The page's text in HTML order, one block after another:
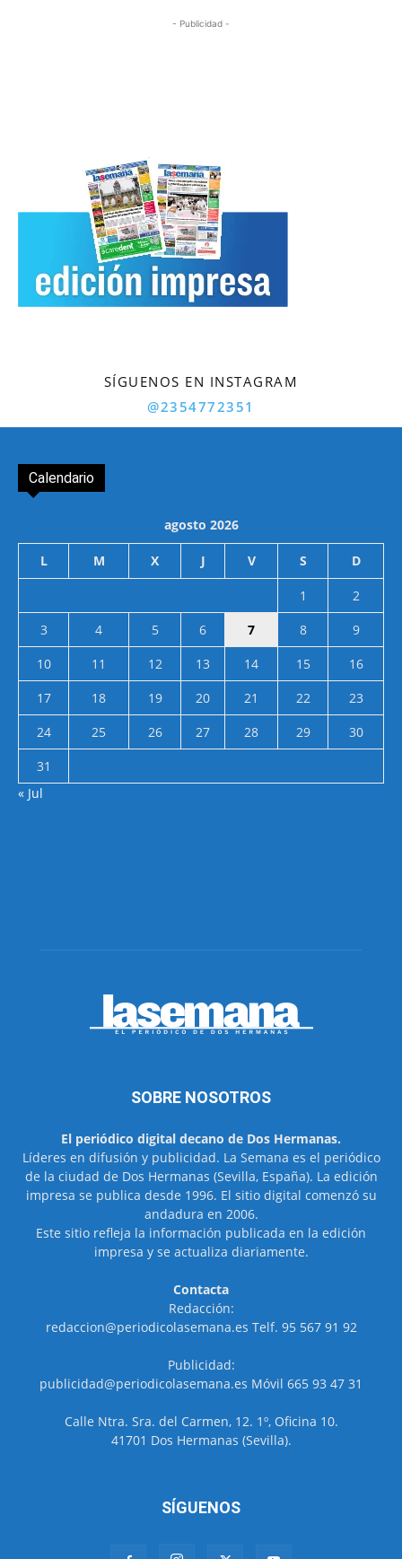
- Publicidad -
SÍGUENOS EN INSTAGRAM
@2354772351
Calendario
agosto 2026
L M X J V S D
1
2
3
4 5 6 7 8
9
10
11 12 13 14 15
16
17
18 19 20 21 22
23
24
25 26 27 28 29
30
31
« Jul
SOBRE NOSOTROS
El periódico digital decano de Dos Hermanas.
Líderes en difusión y publicidad. La Semana es el periódico
de la ciudad de Dos Hermanas (Sevilla, España). La edición
impresa se publica desde 1996. El sitio digital comenzó su
andadura en 2006.
Este sitio refleja la información publicada en la edición
impresa y se actualiza diariamente.
Contacta
Redacción:
redaccion@periodicolasemana.es Telf. 95 567 91 92
Publicidad:
publicidad@periodicolasemana.es Móvil 665 93 47 31
Calle Ntra. Sra. del Carmen, 12. 1º, Oficina 10.
41701 Dos Hermanas (Sevilla).
SÍGUENOS